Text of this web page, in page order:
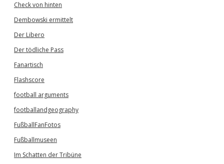
Check von hinten
Dembowski ermittelt
Der Libero
Der tödliche Pass
Fanartisch
Flashscore
football arguments
footballandgeography
FußballFanFotos
Fußballmuseen
Im Schatten der Tribüne